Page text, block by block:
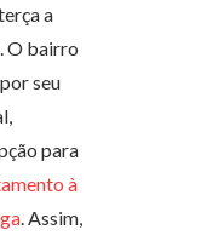
a
O bairro
seu
para
à
. Assim,